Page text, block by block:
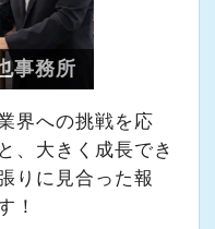
々に担当する業
ど、専門性を高め
可能です。
を身につけなが
事務所
界への挑戦を応
、大きく成長でき
りに見合った報
！